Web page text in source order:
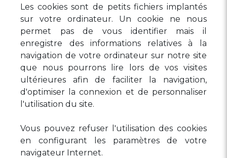
Les cookies sont de petits fichiers implantés
sur votre ordinateur. Un cookie ne nous
permet pas de vous identifier mais il
enregistre des informations relatives à la
navigation de votre ordinateur sur notre site
que nous pourrons lire lors de vos visites
ultérieures afin de faciliter la navigation,
d'optimiser la connexion et de personnaliser
l'utilisation du site.
Vous pouvez refuser l'utilisation des cookies
en configurant les paramètres de votre
navigateur Internet.